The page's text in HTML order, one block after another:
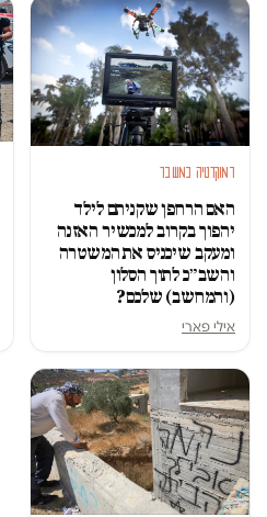
דמוקרטיה במשבר
האם הרחפן שקניתם לילד
יהפוך בקרוב למכשיר האזנה
ומעקב שיכניס את המשטרה
והשב״כ לתוך הסלון
(והמחשב) שלכם?
אילי פארי